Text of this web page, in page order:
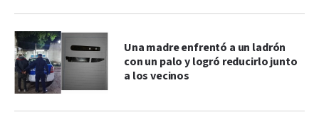
Una madre enfrentó a un ladrón
con un palo y logró reducirlo junto
a los vecinos